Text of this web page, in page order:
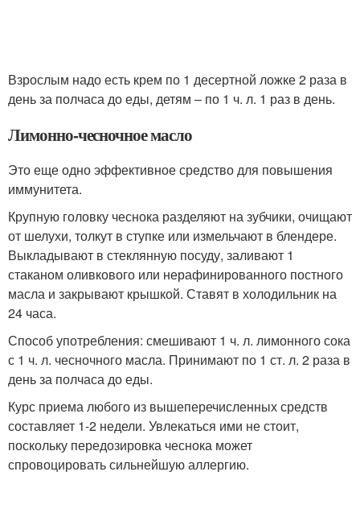
Взрослым надо есть крем по 1 десертной ложке 2 раза в
день за полчаса до еды, детям – по 1 ч. л. 1 раз в день.
Лимонно-чесночное масло
Это еще одно эффективное средство для повышения
иммунитета.
Крупную головку чеснока разделяют на зубчики, очищают
от шелухи, толкут в ступке или измельчают в блендере.
Выкладывают в стеклянную посуду, заливают 1
стаканом оливкового или нерафинированного постного
масла и закрывают крышкой. Ставят в холодильник на
24 часа.
Способ употребления: смешивают 1 ч. л. лимонного сока
с 1 ч. л. чесночного масла. Принимают по 1 ст. л. 2 раза в
день за полчаса до еды.
Курс приема любого из вышеперечисленных средств
составляет 1-2 недели. Увлекаться ими не стоит,
поскольку передозировка чеснока может
спровоцировать сильнейшую аллергию.